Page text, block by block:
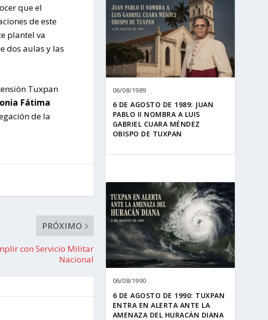
que el
de este
plantel va
dos aulas y las
Tuxpan
Fátima
de la
PRÓXIMO
con Servicio Militar
Nacional
06/08/1989
6 DE AGOSTO DE 1989: JUAN
PABLO II NOMBRA A LUIS
GABRIEL CUARA MÉNDEZ
OBISPO DE TUXPAN
06/08/1990
6 DE AGOSTO DE 1990: TUXPAN
ENTRA EN ALERTA ANTE LA
AMENAZA DEL HURACÁN DIANA